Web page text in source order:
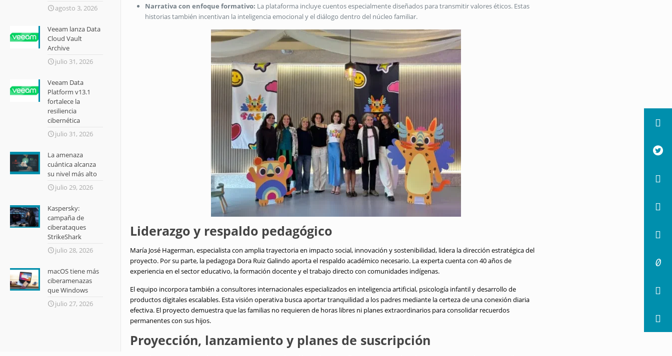
Narrativa con enfoque formativo: La plataforma incluye cuentos especialmente diseñados para transmitir valores éticos. Estas
historias también incentivan la inteligencia emocional y el diálogo dentro del núcleo familiar.
Liderazgo y respaldo pedagógico
María José Hagerman, especialista con amplia trayectoria en impacto social, innovación y sostenibilidad, lidera la dirección estratégica del
proyecto. Por su parte, la pedagoga Dora Ruiz Galindo aporta el respaldo académico necesario. La experta cuenta con 40 años de
experiencia en el sector educativo, la formación docente y el trabajo directo con comunidades indígenas.
El equipo incorpora también a consultores internacionales especializados en inteligencia artificial, psicología infantil y desarrollo de
productos digitales escalables. Esta visión operativa busca aportar tranquilidad a los padres mediante la certeza de una conexión diaria
efectiva. El proyecto demuestra que las familias no requieren de horas libres ni planes extraordinarios para consolidar recuerdos
permanentes con sus hijos.
Proyección, lanzamiento y planes de suscripción
agosto 3, 2026
Veeam lanza Data
Cloud Vault
Archive
julio 31, 2026
Veeam Data
Platform v13.1
fortalece la
resiliencia
cibernética
julio 31, 2026
La amenaza
cuántica alcanza
su nivel más alto
julio 29, 2026
Kaspersky:
campaña de
ciberataques
StrikeShark
julio 28, 2026
macOS tiene más
ciberamenazas
que Windows
julio 27, 2026